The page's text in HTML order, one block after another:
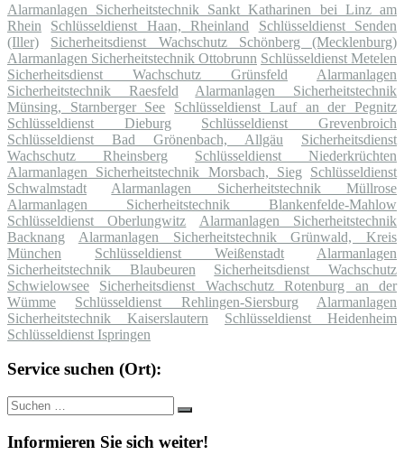
Alarmanlagen Sicherheitstechnik Sankt Katharinen bei Linz am
Rhein
Schlüsseldienst Haan, Rheinland
Schlüsseldienst Senden
(Iller)
Sicherheitsdienst Wachschutz Schönberg (Mecklenburg)
Alarmanlagen Sicherheitstechnik Ottobrunn Schlüsseldienst Metelen
Sicherheitsdienst Wachschutz Grünsfeld
Alarmanlagen
Sicherheitstechnik Raesfeld
Alarmanlagen Sicherheitstechnik
Münsing, Starnberger See
Schlüsseldienst Lauf an der Pegnitz
Schlüsseldienst Dieburg
Schlüsseldienst Grevenbroich
Schlüsseldienst Bad Grönenbach, Allgäu
Sicherheitsdienst
Wachschutz Rheinsberg
Schlüsseldienst Niederkrüchten
Alarmanlagen Sicherheitstechnik Morsbach, Sieg
Schlüsseldienst
Schwalmstadt
Alarmanlagen Sicherheitstechnik Müllrose
Alarmanlagen Sicherheitstechnik Blankenfelde-Mahlow
Schlüsseldienst Oberlungwitz
Alarmanlagen Sicherheitstechnik
Backnang
Alarmanlagen Sicherheitstechnik Grünwald, Kreis
München
Schlüsseldienst Weißenstadt
Alarmanlagen
Sicherheitstechnik Blaubeuren
Sicherheitsdienst Wachschutz
Schwielowsee
Sicherheitsdienst Wachschutz Rotenburg an der
Wümme
Schlüsseldienst Rehlingen-Siersburg
Alarmanlagen
Sicherheitstechnik Kaiserslautern
Schlüsseldienst Heidenheim
Schlüsseldienst Ispringen
Service suchen (Ort):
Suche
nach:
Suchen
Informieren Sie sich weiter!